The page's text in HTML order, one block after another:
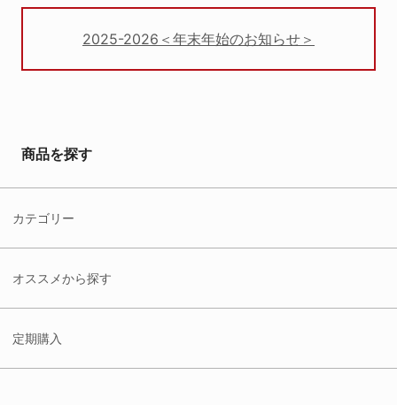
2025-2026＜年末年始のお知らせ＞
商品を探す
カテゴリー
オススメから探す
定期購入